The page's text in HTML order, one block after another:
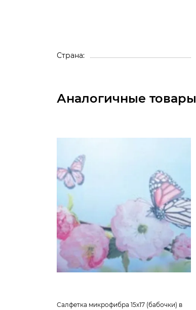
Страна
Аналогичные товары
Салфетка микрофибра 15х17 (бабочки) в